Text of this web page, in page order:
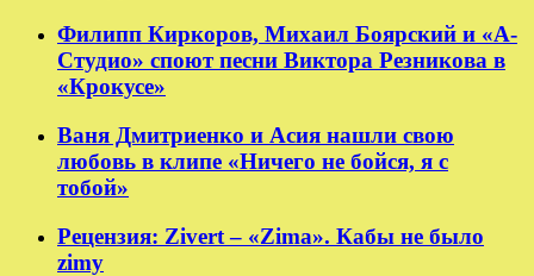
Филипп Киркоров, Михаил Боярский и «А-
Студио» споют песни Виктора Резникова в
«Крокусе»
Ваня Дмитриенко и Асия нашли свою
любовь в клипе «Ничего не бойся, я с
тобой»
Рецензия: Zivert – «Zima». Кабы не было
zimy